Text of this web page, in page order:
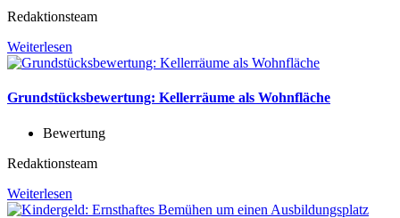
Redaktionsteam
Weiterlesen
Grundstücksbewertung: Kellerräume als Wohnfläche
Bewertung
Redaktionsteam
Weiterlesen